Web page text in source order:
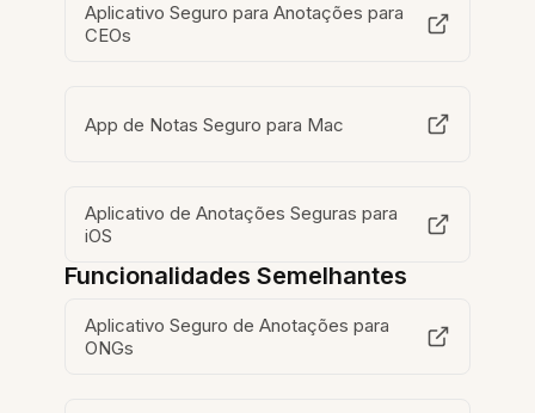
Aplicativo Seguro para Anotações para
CEOs
App de Notas Seguro para Mac
Aplicativo de Anotações Seguras para
iOS
Funcionalidades Semelhantes
Aplicativo Seguro de Anotações para
ONGs